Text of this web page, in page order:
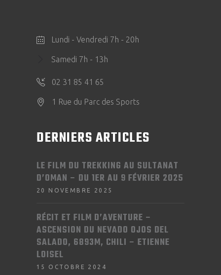
Lundi - Vendredi 7h - 20h
Samedi 7h - 13h
02 31 85 41 65
1 Rue du Parc des Sports
DERNIERS ARTICLES
LE FILM DU TREKKING AU SULTANAT
D’OMAN – DU 1ER AU 9 FÉVRIER 2025
20 NOVEMBRE 2025
RÉCIT ET FILM D’AVENTURE –
ASCENSION DU NEVADO OJOS DEL
SALADO, 6893M, CHILI – ETIENNE
LOISEL
15 OCTOBRE 2024